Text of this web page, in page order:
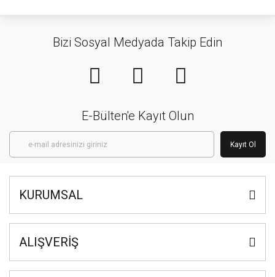
Bizi Sosyal Medyada Takip Edin
E-Bülten'e Kayıt Olun
Kayıt Ol
KURUMSAL
ALIŞVERİŞ